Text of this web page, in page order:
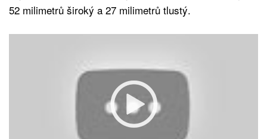
52 milimetrů široký a 27 milimetrů tlustý.